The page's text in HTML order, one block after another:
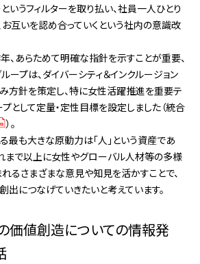
いうフィルターを取り払い、社員一人ひとり
お互いを認め合っていくという社内の意識改
、あらためて明確な指針を示すことが重要、
ープは、ダイバーシティ＆インクルージョン
方針を策定し、特に女性活躍推進を重要テ
として定量・定性目標を設定しました（統合
）。
最も大きな原動力は「人」という資産であ
れまで以上に女性やグローバル人材等の多様
るさまざまな意見や知見を活かすことで、
につなげていきたいと考えています。
価値創造についての情報発